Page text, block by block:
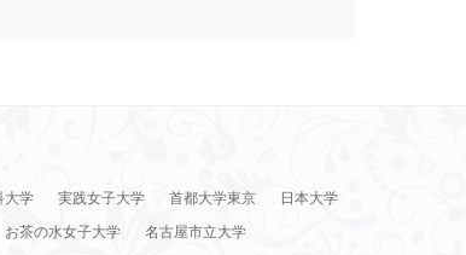
大学 実践女子大学 首都大学東京
日本大学
お茶の水女子大学
名古屋市立大学